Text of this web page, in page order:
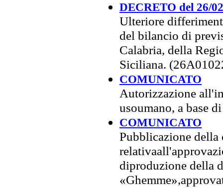
DECRETO del 26/
Ulteriore
del bilancio di
Calabria, della
Siciliana.
COMUNICATO
Autorizzazione
usoumano, a base
COMUNICATO
Pubblicazione della
diproduzione della